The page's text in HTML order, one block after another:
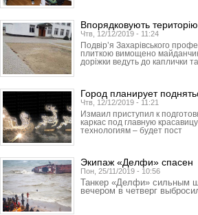
Впорядковують
Чтв, 12/12/2019 - 11:24
Подвір’я Захарівського
плиткою вимощено майданчик
доріжки ведуть до каплички
Город планирует
Чтв, 12/12/2019 - 11:21
Измаил приступил к
каркас под главную
технологиям – будет пост
Экипаж «Делфи» спасен
Пон, 25/11/2019 - 10:56
Танкер «Делфи» сильным
вечером в четверг